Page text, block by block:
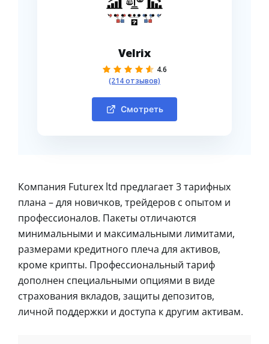
Velrix
4.6
(214 отзывов)
Смотреть
Компания Futurex ltd предлагает 3 тарифных
плана – для новичков, трейдеров с опытом и
профессионалов. Пакеты отличаются
минимальными и максимальными лимитами,
размерами кредитного плеча для активов,
кроме крипты. Профессиональный тариф
дополнен специальными опциями в виде
страхования вкладов, защиты депозитов,
личной поддержки и доступа к другим активам.